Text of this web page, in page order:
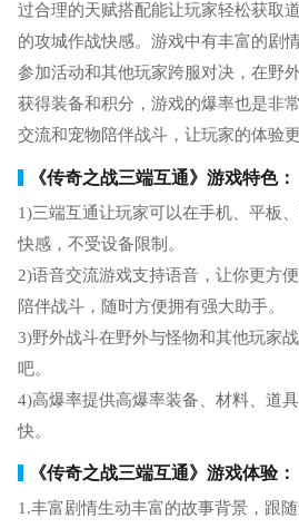
过合理的天赋搭配能让玩家轻松获取
的攻城作战快感。游戏中有丰富的剧
参加活动和其他玩家跨服对决，在野
获得装备和积分，游戏的爆率也是非
交流和宠物陪伴战斗，让玩家的体验更
《传奇之战三端互通》游戏特色：
1)三端互通让玩家可以在手机、平板
快感，不受设备限制。
2)语音交流游戏支持语音，让你更方
陪伴战斗，随时方便拥有强大助手。
3)野外战斗在野外与怪物和其他玩家
吧。
4)高爆率提供高爆率装备、材料、道
快。
《传奇之战三端互通》游戏体验：
1.丰富剧情生动丰富的故事背景，跟